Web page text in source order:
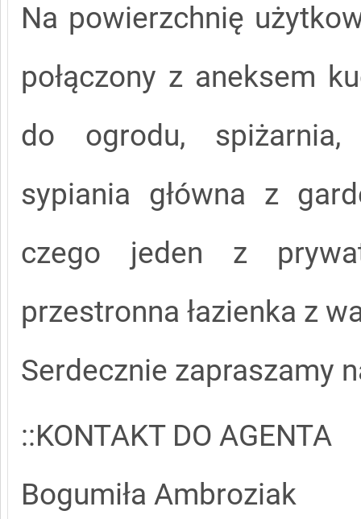
Na powierzchnię
połączony z aneksem
do ogrodu, spiżarnia,
sypiania główna z
czego jeden z
przestronna łazienka z
Serdecznie zapraszamy
::KONTAKT DO AGENTA
Bogumiła Ambroziak